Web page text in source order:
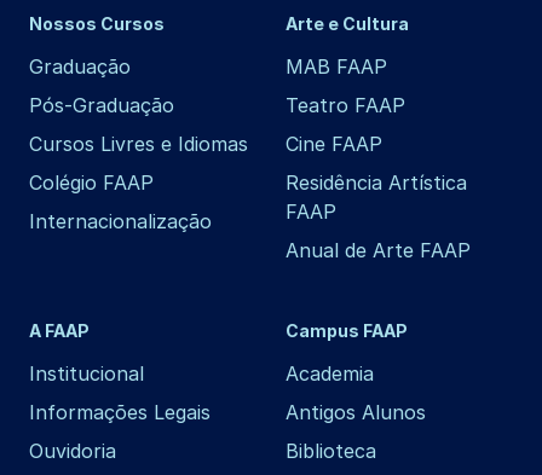
Nossos Cursos
Graduação
Pós-Graduação
Cursos Livres e Idiomas
Colégio FAAP
Internacionalização
Arte e Cultura
MAB FAAP
Teatro FAAP
Cine FAAP
Residência Artística
FAAP
Anual de Arte FAAP
A FAAP
Institucional
Informações Legais
Ouvidoria
Campus FAAP
Academia
Antigos Alunos
Biblioteca